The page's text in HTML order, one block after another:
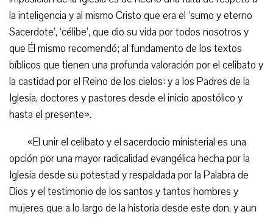
la inteligencia y al mismo Cristo que era el ‘sumo y eterno
Sacerdote’, ‘célibe’, que dio su vida por todos nosotros y
que Él mismo recomendó; al fundamento de los textos
bíblicos que tienen una profunda valoración por el celibato y
la castidad por el Reino de los cielos: y a los Padres de la
Iglesia, doctores y pastores desde el inicio apostólico y
hasta el presente».
«El unir el celibato y el sacerdocio ministerial es una
opción por una mayor radicalidad evangélica hecha por la
Iglesia desde su potestad y respaldada por la Palabra de
Dios y el testimonio de los santos y tantos hombres y
mujeres que a lo largo de la historia desde este don, y aun